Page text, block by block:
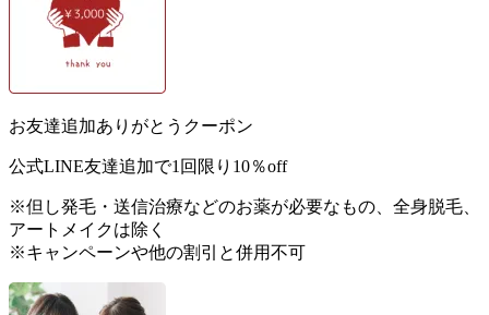
お友達追加ありがとうクーポン
公式LINE友達追加で1回限り 10％off
※但し発毛・送信治療などのお薬が必要なもの、全身脱毛、
アートメイクは除く
※キャンペーンや他の割引と併用不可